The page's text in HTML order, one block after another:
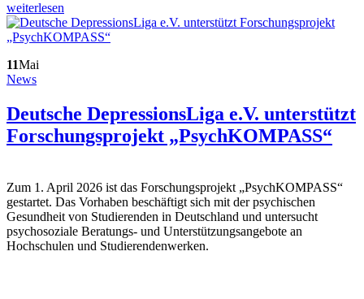
weiterlesen
11Mai
News
Deutsche DepressionsLiga e.V. unterstützt
Forschungsprojekt „PsychKOMPASS“
Zum 1. April 2026 ist das Forschungsprojekt „PsychKOMPASS“
gestartet. Das Vorhaben beschäftigt sich mit der psychischen
Gesundheit von Studierenden in Deutschland und untersucht
psychosoziale Beratungs- und Unterstützungsangebote an
Hochschulen und Studierendenwerken.